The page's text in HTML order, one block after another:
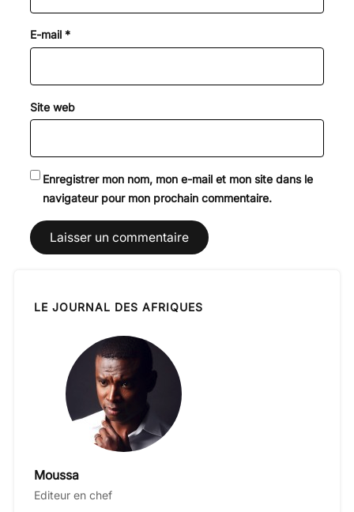
E-mail *
Site web
Enregistrer mon nom, mon e-mail et mon site dans le
navigateur pour mon prochain commentaire.
LE JOURNAL DES AFRIQUES
Moussa
Editeur en chef